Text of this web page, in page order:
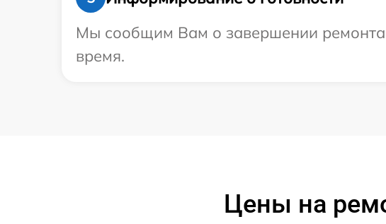
Мы сообщим Вам о завершении ремонта
время.
Цены на